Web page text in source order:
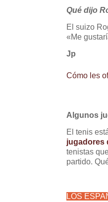
Qué dijo
El suizo
«Me
Jp
Cómo les
Algunos
El tenis
jugadores
tenistas
partido.
LOS